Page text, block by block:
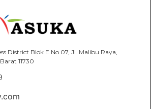
District Blok E No.07, Jl. Malibu Raya,
11730